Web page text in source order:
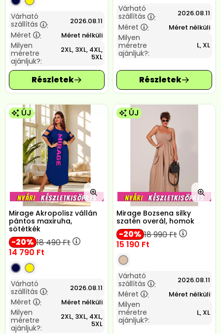
Várható
szállítás
: 2026.08.11
Méret : Méret nélküli
Milyen
méretre
ajánljuk?:
2XL, 3XL, 4XL,
5XL
Várható
szállítás
: 2026.08.11
Méret : Méret nélküli
Milyen
méretre
ajánljuk?:
L, XL
ÚJ
Mirage Akropolisz vállán
pántos maxiruha,
sötétkék
20 18 490Ft
14 790 Ft
Várható
szállítás
: 2026.08.11
Méret : Méret nélküli
Milyen
méretre
ajánljuk?:
2XL, 3XL, 4XL,
5XL
ÚJ
Mirage Bozsena silky
szatén overál, homok
20 18 990Ft
15 190 Ft
Várható
szállítás
: 2026.08.11
Méret : Méret nélküli
Milyen
méretre
ajánljuk?:
L, XL